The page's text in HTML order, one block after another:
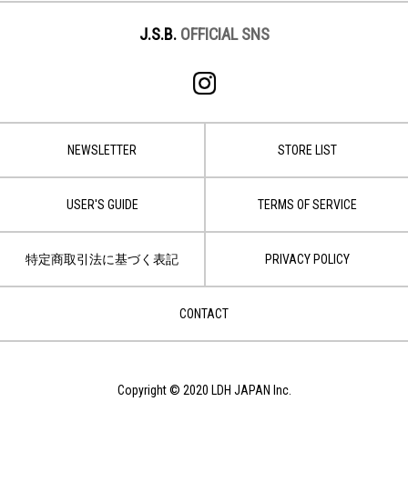
J.S.B. OFFICIAL SNS
NEWSLETTER STORE LIST
USER'S GUIDE TERMS OF SERVICE
特定商取引法に基づく表記 PRIVACY POLICY
CONTACT
Copyright © 2020 LDH JAPAN Inc.